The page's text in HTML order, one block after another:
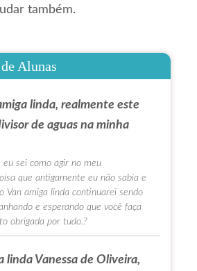
também.
Alunas
linda, realmente este
de aguas na minha
sei como agir no meu
que antigamente eu não sabia e
Van amiga linda continuarei sendo
e esperando que você faça
obrigada por tudo.?
linda Vanessa de Oliveira,